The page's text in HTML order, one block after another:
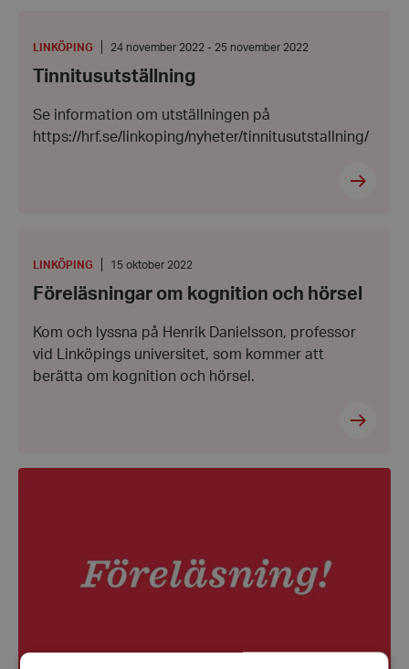
PLATS:
LINKÖPING
Från:
november
Till:
25
24 november 2022 - 25 november 2022
Tinnitusutställning
Se information om utställningen på
https://hrf.se/linkoping/nyheter/tinnitusutstallning/
kognition
hörsel
PLATS:
LINKÖPING
Datum:
oktober
15 oktober 2022
Föreläsningar om kognition och hörsel
Kom och lyssna på Henrik Danielsson, professor
vid Linköpings universitet, som kommer att
berätta om kognition och hörsel.
Föreläsning
hörselskadades